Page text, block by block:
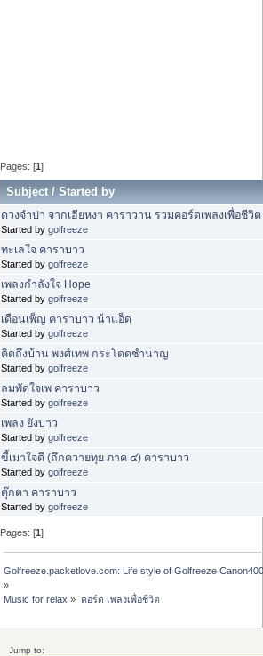
Pages: [1]
Subject/Started by
ดวงจำปา จากเฮียหงา คาราวาน รวมคอร์ดเพลงเพื่อชีวิต
Started by golfreeze
ทะเลใจ คาราบาว
Started by golfreeze
เพลงกำลังใจ Hope
Started by golfreeze
เดือนเพ็ญ คาราบาว น้าแอ็ด
Started by golfreeze
คิดถึงบ้าน พงศ์เทพ กระโดดชำนาญ
Started by golfreeze
ลมพัดใจเพ คาราบาว
Started by golfreeze
เพลง ยังบาว
Started by golfreeze
ขี้เมาใจดี (ถึกควายทุย ภาค ๔) คาราบาว
Started by golfreeze
ตุ๊กตา คาราบาว
Started by golfreeze
Pages: [1]
Golfreeze.packetlove.com: Life style of Golfreeze
»
Music for relax » คอร์ด เพลงเพื่อชีวิต
Jump to: